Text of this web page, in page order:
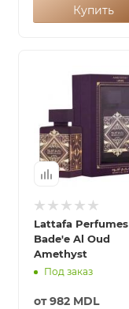
Купить
Lattafa Perfumes
Bade'e Al Oud
Amethyst
Под заказ
от982 MDL